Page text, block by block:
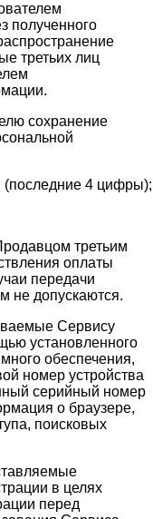
полученного
третьих лиц
сохранение
(последние 4 цифры);
третьим
оплаты
передачи
не допускаются.
Сервису
установленного
обеспечения,
номер устройства
серийный номер
о браузере,
поисковых
в целях
перед